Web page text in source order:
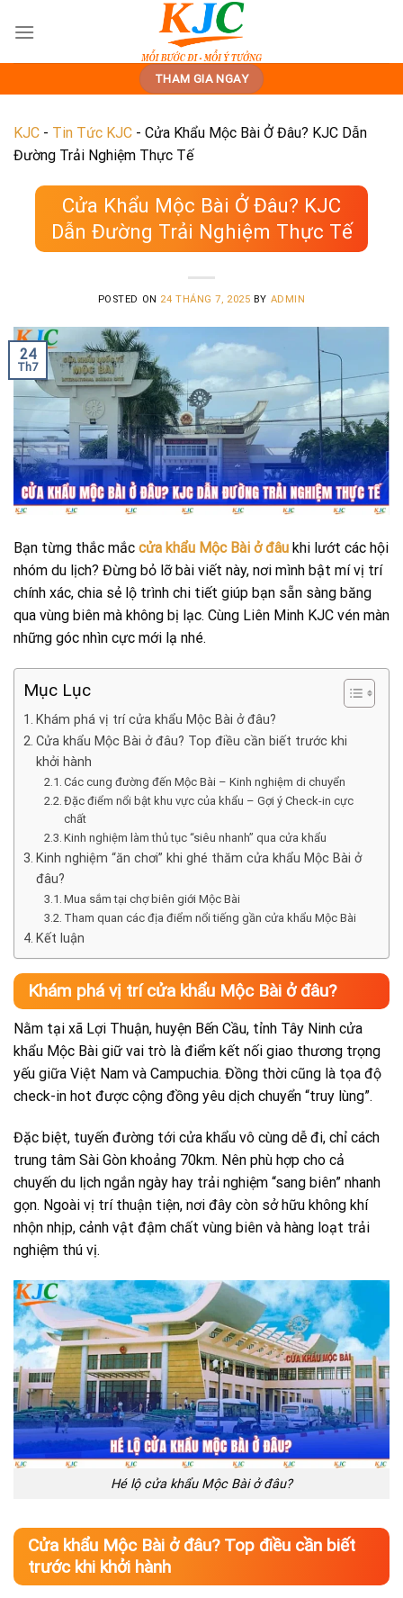
THAM GIA NGAY
KJC - Tin Tức KJC - Cửa Khẩu Mộc Bài Ở Đâu? KJC Dẫn
Đường Trải Nghiệm Thực Tế
Cửa Khẩu Mộc Bài Ở Đâu? KJC
Dẫn Đường Trải Nghiệm Thực Tế
POSTED ON 24 THÁNG 7, 2025 BY ADMIN
24
Th7
Bạn từng thắc mắc cửa khẩu Mộc Bài ở đâu khi lướt các hội
nhóm du lịch? Đừng bỏ lỡ bài viết này, nơi mình bật mí vị trí
chính xác, chia sẻ lộ trình chi tiết giúp bạn sẵn sàng băng
qua vùng biên mà không bị lạc. Cùng Liên Minh KJC vén màn
những góc nhìn cực mới lạ nhé.
Mục Lục
Khám phá vị trí cửa khẩu Mộc Bài ở đâu?
Cửa khẩu Mộc Bài ở đâu? Top điều cần biết trước khi
khởi hành
Các cung đường đến Mộc Bài – Kinh nghiệm di chuyển
Đặc điểm nổi bật khu vực của khẩu – Gợi ý Check-in cực
chất
Kinh nghiệm làm thủ tục “siêu nhanh” qua cửa khẩu
Kinh nghiệm “ăn chơi” khi ghé thăm cửa khẩu Mộc Bài ở
đâu?
Mua sắm tại chợ biên giới Mộc Bài
Tham quan các địa điểm nổi tiếng gần cửa khẩu Mộc Bài
Kết luận
Khám phá vị trí cửa khẩu Mộc Bài ở đâu?
Nằm tại xã Lợi Thuận, huyện Bến Cầu, tỉnh Tây Ninh cửa
khẩu Mộc Bài giữ vai trò là điểm kết nối giao thương trọng
yếu giữa Việt Nam và Campuchia. Đồng thời cũng là tọa độ
check-in hot được cộng đồng yêu dịch chuyển “truy lùng”.
Đặc biệt, tuyến đường tới cửa khẩu vô cùng dễ đi, chỉ cách
trung tâm Sài Gòn khoảng 70km. Nên phù hợp cho cả
chuyến du lịch ngắn ngày hay trải nghiệm “sang biên” nhanh
gọn. Ngoài vị trí thuận tiện, nơi đây còn sở hữu không khí
nhộn nhịp, cảnh vật đậm chất vùng biên và hàng loạt trải
nghiệm thú vị.
Hé lộ cửa khẩu Mộc Bài ở đâu?
Cửa khẩu Mộc Bài ở đâu? Top điều cần biết
trước khi khởi hành